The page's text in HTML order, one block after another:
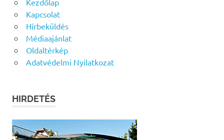
Kezdőlap
Kapcsolat
Hírbeküldés
Médiaajánlat
Oldaltérkép
Adatvédelmi Nyilatkozat
HIRDETÉS